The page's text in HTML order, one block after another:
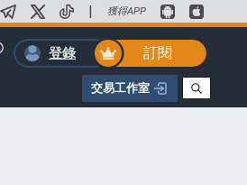
| 獲得APP
登錄
訂閱
交易工作室